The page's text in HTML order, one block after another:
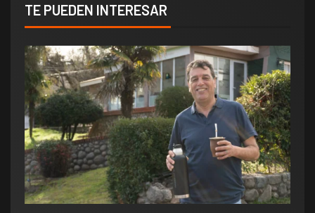
TE PUEDEN INTERESAR